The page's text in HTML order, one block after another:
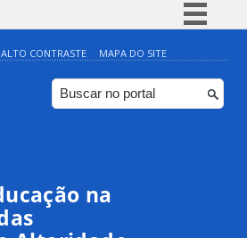
Simplifique!
Comunica BR
Participe
ALTO CONTRASTE MAPA DO SITE
na